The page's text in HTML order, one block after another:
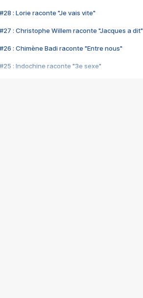
#28 : Lorie raconte "Je vais vite"
#27 : Christophe Willem raconte "Jacques a dit"
#26 : Chimène Badi raconte "Entre nous"
#25 : Indochine raconte "3e sexe"